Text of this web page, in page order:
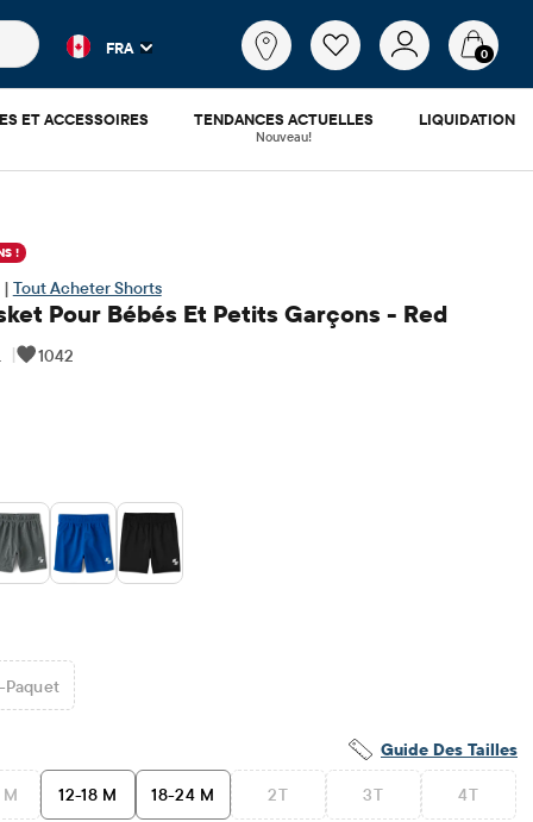
populaires et les résultats de produits au fur et à
FRA 0
ET ACCESSOIRES TENDANCES ACTUELLES
Nouveau!
LIQUIDATION
!
| Tout Acheter Shorts
Pour Bébés Et Petits Garçons - Red
| 1042
Paquet
Guide Des Tailles
12-18 M 18-24 M 2T 3T 4T